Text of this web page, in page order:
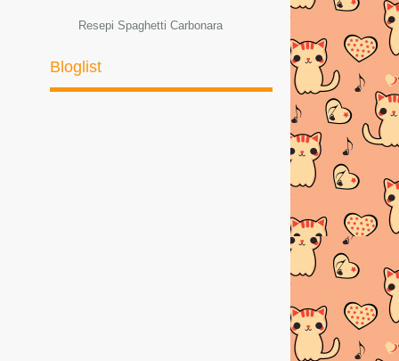
Resepi Spaghetti Carbonara
Resepi Sambal Hijau Ayam dan Petai
Resepi ayam masak lemak cili padi
Bloglist